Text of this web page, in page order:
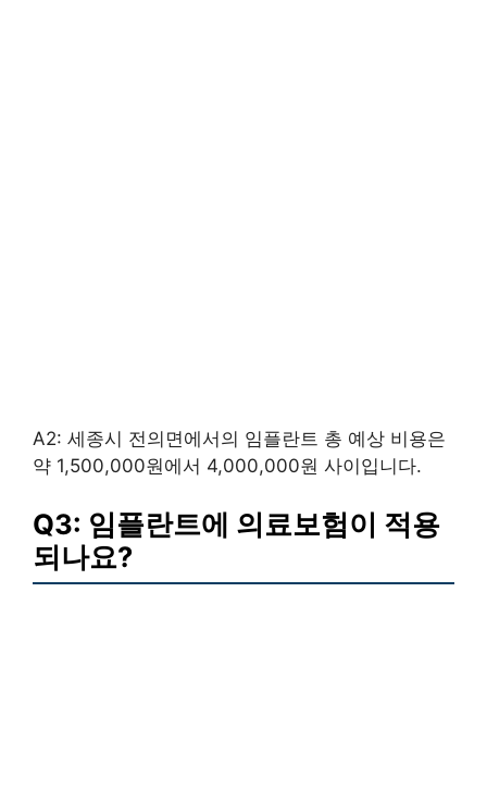
A2: 세종시 전의면에서의 임플란트 총 예상 비용은
약 1,500,000원에서 4,000,000원 사이입니다.
Q3: 임플란트에 의료보험이 적용
되나요?